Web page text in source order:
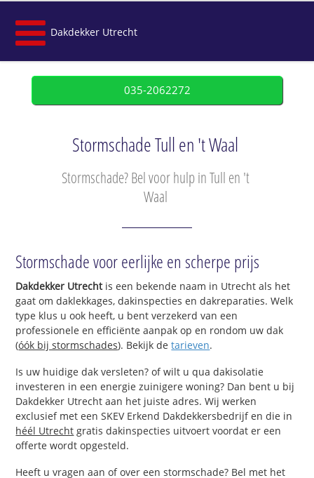
Dakdekker Utrecht
035-2062272
Stormschade Tull en 't Waal
Stormschade? Bel voor hulp in Tull en 't
Waal
Stormschade voor eerlijke en scherpe prijs
Dakdekker Utrechtis een bekende naam in Utrecht als het
gaat om daklekkages, dakinspecties en dakreparaties. Welk
type klus u ook heeft, u bent verzekerd van een
professionele en efficiënte aanpak op en rondom uw dak
(óók bij stormschades). Bekijk detarieven.
Is uw huidige dak versleten? of wilt u qua dakisolatie
investeren in een energie zuinigere woning? Dan bent u bij
Dakdekker Utrecht aan het juiste adres. Wij werken
exclusief met een SKEV Erkend Dakdekkersbedrijf en die in
héél Utrecht gratis dakinspecties uitvoert voordat er een
offerte wordt opgesteld.
Heeft u vragen aan of over een stormschade? Bel met het